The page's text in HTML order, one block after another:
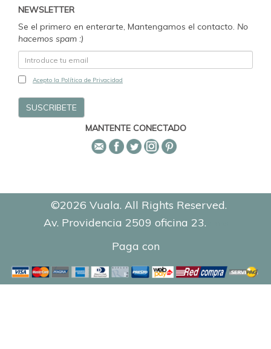
NEWSLETTER
Se el primero en enterarte, Mantengamos el contacto. No
hacemos spam :)
Acepto la Política de Privacidad
MANTENTE CONECTADO
©2026 Vuala. All Rights Reserved.
Av. Providencia 2509 oficina 23.
Paga con